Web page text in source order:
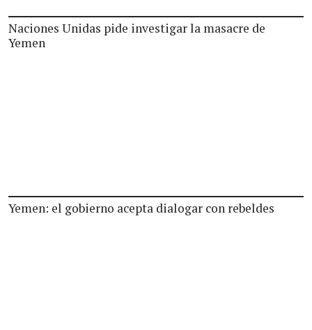
Naciones Unidas pide investigar la masacre de
Yemen
Yemen: el gobierno acepta dialogar con rebeldes